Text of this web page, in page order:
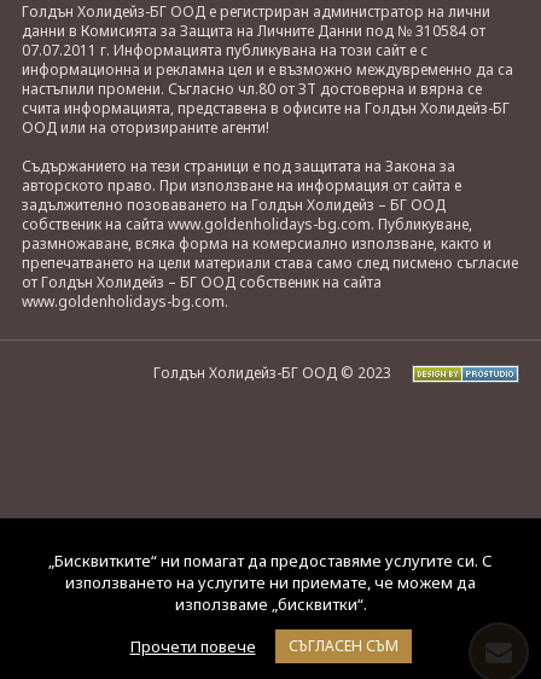
Голдън Холидейз-БГ ООД е регистриран администратор на лични
данни в Комисията за Защита на Личните Данни под № 310584 от
07.07.2011 г. Информацията публикувана на този сайт е с
информационна и рекламна цел и е възможно междувременно да са
настъпили промени. Съгласно чл.80 от ЗТ достоверна и вярна се
счита информацията, представена в офисите на Голдън Холидейз-БГ
ООД или на оторизираните агенти!
Съдържанието на тези страници е под защитата на Закона за
авторското право. При използване на информация от сайта е
задължително позоваването на Голдън Холидейз – БГ ООД
собственик на сайта www.goldenholidays-bg.com. Публикуване,
размножаване, всяка форма на комерсиално използване, както и
препечатването на цели материали става само след писмено съгласие
от Голдън Холидейз – БГ ООД собственик на сайта
www.goldenholidays-bg.com.
Голдън Холидейз-БГ ООД © 2023
„Бисквитките“ ни помагат да предоставяме услугите си. С
използването на услугите ни приемате, че можем да
използваме „бисквитки“.
Прочети повече
СЪГЛАСЕН СЪМ